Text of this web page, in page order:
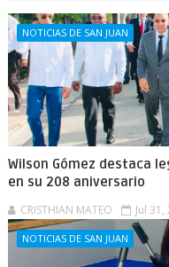
NOTICIAS DE SAN JUAN
Wilson Gómez destaca
en su 208 aniversario
CRISTHIAN MATEO Jul
NOTICIAS DE SAN JUAN